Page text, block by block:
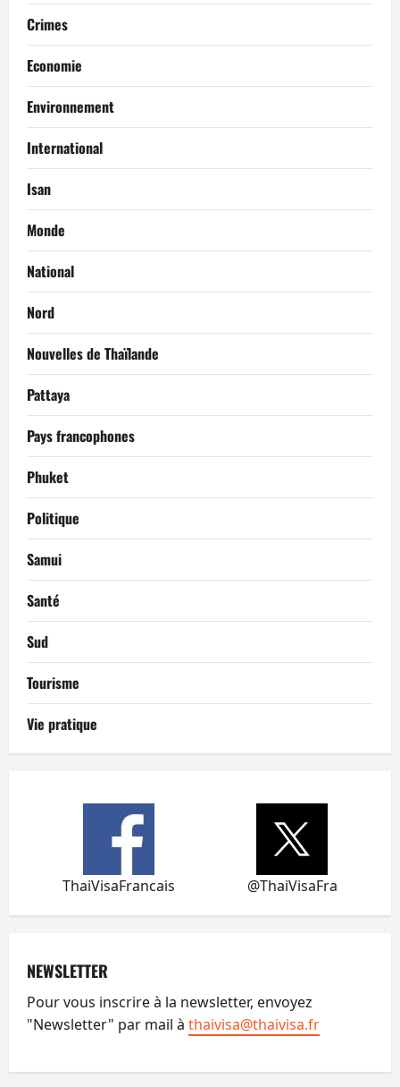
Crimes
Economie
Environnement
International
Isan
Monde
National
Nord
Nouvelles de Thaïlande
Pattaya
Pays francophones
Phuket
Politique
Samui
Santé
Sud
Tourisme
Vie pratique
ThaiVisaFrancais @ThaiVisaFra
NEWSLETTER
Pour vous inscrire à la newsletter, envoyez
"Newsletter" par mail à thaivisa@thaivisa.fr